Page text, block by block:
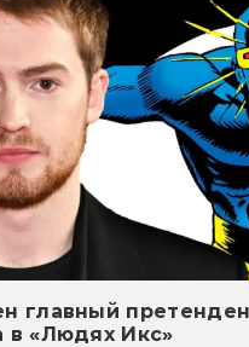
главный
в «Людях Икс»